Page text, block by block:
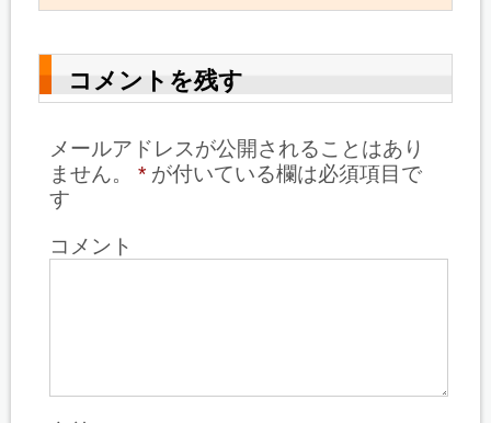
コメントを残す
メールアドレスが公開されることはあり
ません。
* が付いている欄は必須項目で
す
コメント